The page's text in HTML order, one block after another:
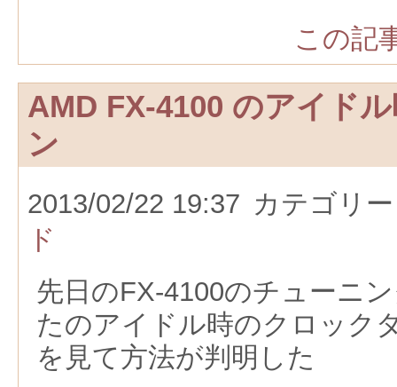
この記
AMD FX-4100 のアイド
ン
2013/02/22 19:37 カテゴリ
ド
先日のFX-4100のチューニ
たのアイドル時のクロック
を見て方法が判明した